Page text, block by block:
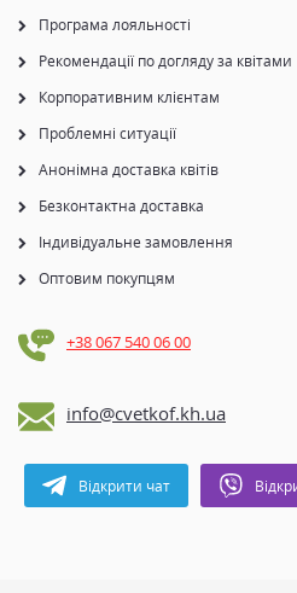
Програма лояльності
Рекомендації по догляду за квітами
Корпоративним клієнтам
Проблемні ситуації
Анонімна доставка квітів
Безконтактна доставка
Індивідуальне замовлення
Оптовим покупцям
+38 067 540 06 00
info@cvetkof.kh.ua
Відкрити чат